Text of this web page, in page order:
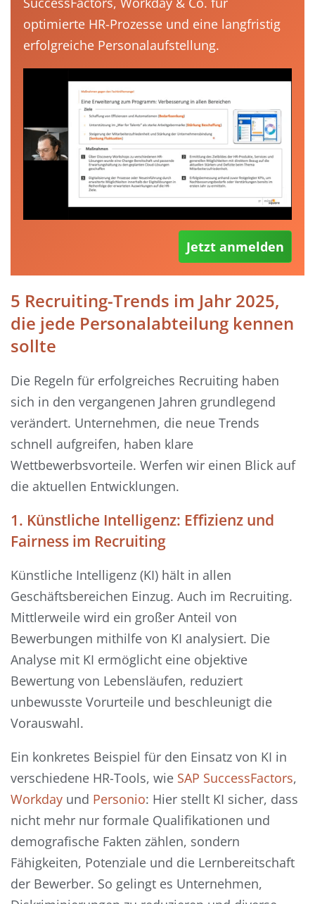
optimierte HR-Prozesse und eine langfristig
erfolgreiche Personalaufstellung.
Jetzt anmelden
5 Recruiting-Trends im Jahr 2025,
die jede Personalabteilung kennen
sollte
Die Regeln für erfolgreiches Recruiting haben
sich in den vergangenen Jahren grundlegend
verändert. Unternehmen, die neue Trends
schnell aufgreifen, haben klare
Wettbewerbsvorteile. Werfen wir einen Blick auf
die aktuellen Entwicklungen.
1. Künstliche Intelligenz: Effizienz und
Fairness im Recruiting
Künstliche Intelligenz (KI) hält in allen
Geschäftsbereichen Einzug. Auch im Recruiting.
Mittlerweile wird ein großer Anteil von
Bewerbungen mithilfe von KI analysiert. Die
Analyse mit KI ermöglicht eine objektive
Bewertung von Lebensläufen, reduziert
unbewusste Vorurteile und beschleunigt die
Vorauswahl.
Ein konkretes Beispiel für den Einsatz von KI in
verschiedene HR-Tools, wie SAP SuccessFactors,
Workday und Personio: Hier stellt KI sicher, dass
nicht mehr nur formale Qualifikationen und
demografische Fakten zählen, sondern
Fähigkeiten, Potenziale und die Lernbereitschaft
der Bewerber. So gelingt es Unternehmen,